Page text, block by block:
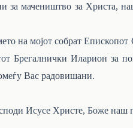
за мачеништво за Христа,
на мојот собрат Епископот
Брегалнички Иларион за
Вас радовишани.
Исусе Христе, Боже наш